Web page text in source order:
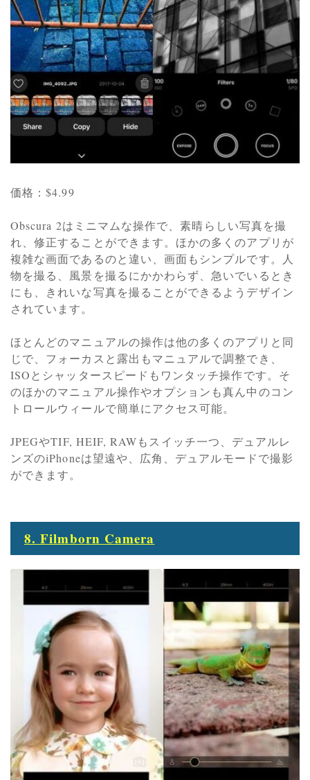
価格：$4.99
Obscura 2はミニマムな操作で、素晴らしい写真を撮
れ、修正することができます。ほかの多くのアプリが
複雑な画面であるのと違い、画面もシンプルです。人
物を撮る、風景を撮るにかかわらず、急いでいるとき
にも、きれいな写真を撮ることができるようデザイン
されています。
ほとんどのマニュアルの操作は他の多くのアプリと同
じで、フォーカスと露出もマニュアルで調整でき、
ISOとシャッタースピードもワンタッチ操作です。そ
のほかのマニュアル操作やオプションも真ん中のコン
トロールウィールで簡単にアクセス可能。
JPEGやTIF, HEIF, RAWもスイッチ一つ、デュアルレ
ンズのiPhoneは望遠や、広角、デュアルモードで撮影
ができます。
8. Filmborn Camera